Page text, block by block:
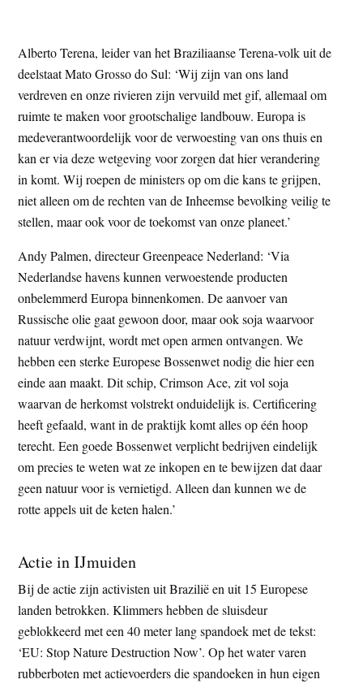
Alberto Terena, leider van het Braziliaanse Terena-volk uit de
deelstaat Mato Grosso do Sul: ‘Wij zijn van ons land
verdreven en onze rivieren zijn vervuild met gif, allemaal om
ruimte te maken voor grootschalige landbouw. Europa is
medeverantwoordelijk voor de verwoesting van ons thuis en
kan er via deze wetgeving voor zorgen dat hier verandering
in komt. Wij roepen de ministers op om die kans te grijpen,
niet alleen om de rechten van de Inheemse bevolking veilig te
stellen, maar ook voor de toekomst van onze planeet.’
Andy Palmen, directeur Greenpeace Nederland: ‘Via
Nederlandse havens kunnen verwoestende producten
onbelemmerd Europa binnenkomen. De aanvoer van
Russische olie gaat gewoon door, maar ook soja waarvoor
natuur verdwijnt, wordt met open armen ontvangen. We
hebben een sterke Europese Bossenwet nodig die hier een
einde aan maakt. Dit schip, Crimson Ace, zit vol soja
waarvan de herkomst volstrekt onduidelijk is. Certificering
heeft gefaald, want in de praktijk komt alles op één hoop
terecht. Een goede Bossenwet verplicht bedrijven eindelijk
om precies te weten wat ze inkopen en te bewijzen dat daar
geen natuur voor is vernietigd. Alleen dan kunnen we de
rotte appels uit de keten halen.’
Actie in IJmuiden
Bij de actie zijn activisten uit Brazilië en uit 15 Europese
landen betrokken. Klimmers hebben de sluisdeur
geblokkeerd met een 40 meter lang spandoek met de tekst:
‘EU: Stop Nature Destruction Now’. Op het water varen
rubberboten met actievoerders die spandoeken in hun eigen